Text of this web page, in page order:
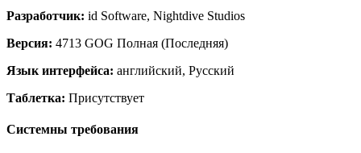
Разработчик: id Software, Nightdive Studios
Версия: 4713 GOG Полная (Последняя)
Язык интерфейса: английский, Русский
Таблетка: Присутствует
Системны требования